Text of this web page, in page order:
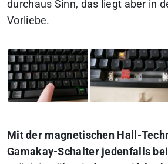
durchaus Sinn, das liegt aber in
Vorliebe.
Mit der magnetischen Hall-
Gamakay-Schalter jedenfalls